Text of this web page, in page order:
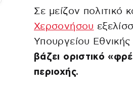
Σε μείζον πολιτικό
Χερσονήσου
Υπουργείου
βάζει οριστικό
περιοχής.